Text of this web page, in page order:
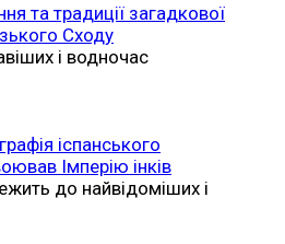
та традиції загадкової
Сходу
і водночас
іспанського
Імперію інків
до найвідоміших і